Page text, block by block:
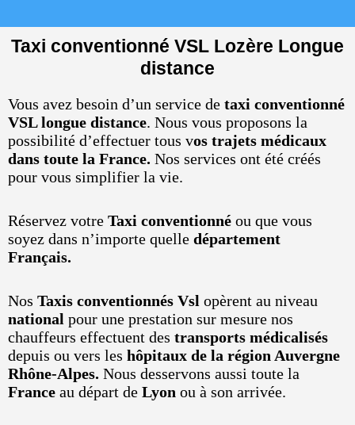
Taxi conventionné VSL Lozère Longue
distance
Vous avez besoin d’un service de taxi conventionné
VSL longue distance. Nous vous proposons la
possibilité d’effectuer tous vos trajets médicaux
dans toute la France. Nos services ont été créés
pour vous simplifier la vie.
Réservez votre Taxi conventionné ou que vous
soyez dans n’importe quelle département
Français.
Nos Taxis conventionnés Vsl opèrent au niveau
national pour une prestation sur mesure nos
chauffeurs effectuent des transports médicalisés
depuis ou vers les hôpitaux de la région Auvergne
Rhône-Alpes. Nous desservons aussi toute la
France au départ de Lyon ou à son arrivée.